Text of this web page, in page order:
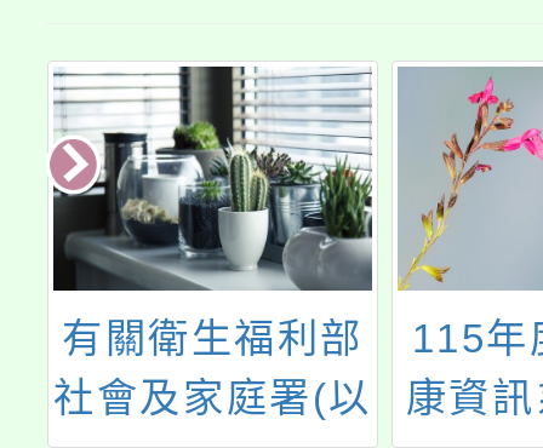
有關衛生福利部
社會及家庭署(以
115年
康資